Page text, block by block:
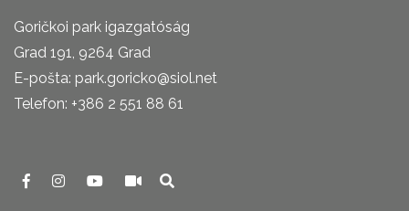
Goričkoi park igazgatóság
Grad 191, 9264 Grad
E-pošta: park.goricko@siol.net
Telefon: +386 2 551 88 61